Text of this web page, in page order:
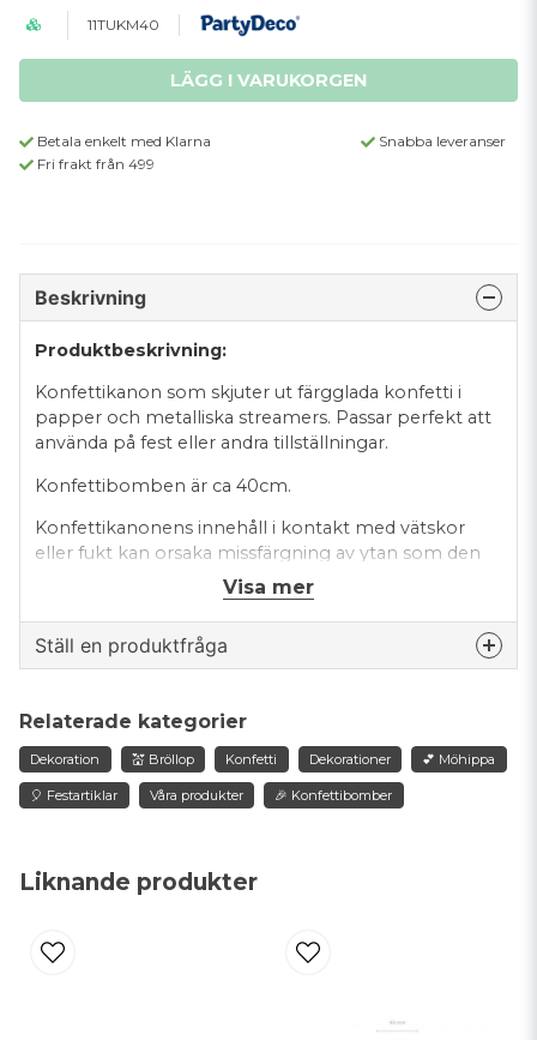
11TUKM40
LÄGG I VARUKORGEN
Betala enkelt med Klarna
Snabba leveranser
Fri frakt från 499
Liknande produkter
Beskrivning
Produktbeskrivning:
Konfettikanon som skjuter ut färgglada konfetti i
papper och metalliska streamers. Passar perfekt att
använda på fest eller andra tillställningar.
Konfettibomben är ca 40cm.
Konfettikanonens innehåll i kontakt med vätskor
eller fukt kan orsaka missfärgning av ytan som den
kommer i kontakt med.Visa mer
Ställ en produktfråga
Fråga oss något om denna produkten...
Relaterade kategorier
Dekoration 💒 Bröllop Konfetti Dekorationer 💕 Möhippa
🎈 Festartiklar Våra produkter 🎉 Konfettibomber